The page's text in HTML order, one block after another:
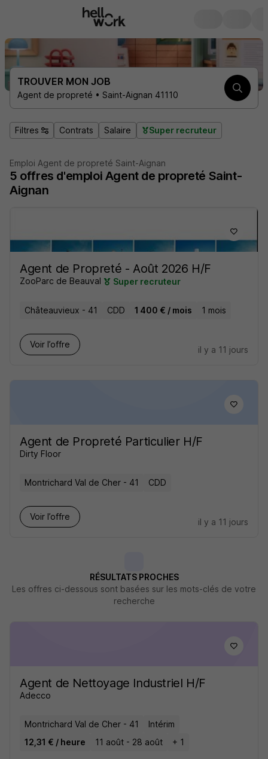
TROUVER MON JOB
Agent de propreté • Saint-Aignan 41110
Filtres Contrats Salaire Super recruteur
Emploi Agent de propreté Saint-Aignan
5 offres d'emploi Agent de propreté Saint-
Aignan
Agent de Propreté - Août 2026 H/F
ZooParc de Beauval Super recruteur
Châteauvieux - 41 CDD 1 400 € / mois 1 mois
Voir l’offre
il y a 11 jours
Agent de Propreté Particulier H/F
Dirty Floor
Montrichard Val de Cher - 41 CDD
Voir l’offre
il y a 11 jours
RÉSULTATS PROCHES
Les offres ci-dessous sont basées sur les mots-clés de votre
recherche
Agent de Nettoyage Industriel H/F
Adecco
Montrichard Val de Cher - 41
Intérim
12,31 € / heure
11 août - 28 août + 1